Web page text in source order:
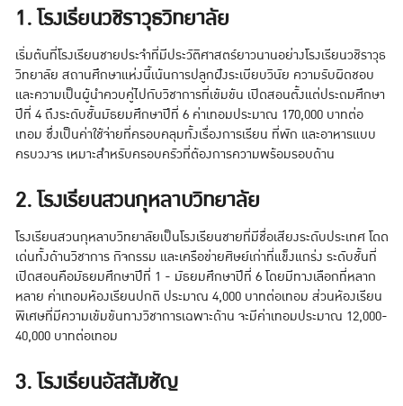
1. โรงเรียนวชิราวุธวิทยาลัย
เริ่มต้นที่โรงเรียนชายประจำที่มีประวัติศาสตร์ยาวนานอย่างโรงเรียนวชิราวุธ
วิทยาลัย สถานศึกษาแห่งนี้เน้นการปลูกฝังระเบียบวินัย ความรับผิดชอบ
และความเป็นผู้นำควบคู่ไปกับวิชาการที่เข้มข้น เปิดสอนตั้งแต่ประถมศึกษา
ปีที่ 4 ถึงระดับชั้นมัธยมศึกษาปีที่ 6 ค่าเทอมประมาณ 170,000 บาทต่อ
เทอม ซึ่งเป็นค่าใช้จ่ายที่ครอบคลุมทั้งเรื่องการเรียน ที่พัก และอาหารแบบ
ครบวงจร เหมาะสำหรับครอบครัวที่ต้องการความพร้อมรอบด้าน
2. โรงเรียนสวนกุหลาบวิทยาลัย
โรงเรียนสวนกุหลาบวิทยาลัยเป็นโรงเรียนชายที่มีชื่อเสียงระดับประเทศ โดด
เด่นทั้งด้านวิชาการ กิจกรรม และเครือข่ายศิษย์เก่าที่แข็งแกร่ง ระดับชั้นที่
เปิดสอนคือมัธยมศึกษาปีที่ 1 - มัธยมศึกษาปีที่ 6 โดยมีทางเลือกที่หลาก
หลาย ค่าเทอมห้องเรียนปกติ ประมาณ 4,000 บาทต่อเทอม ส่วนห้องเรียน
พิเศษที่มีความเข้มข้นทางวิชาการเฉพาะด้าน จะมีค่าเทอมประมาณ 12,000-
40,000 บาทต่อเทอม
3. โรงเรียนอัสสัมชัญ